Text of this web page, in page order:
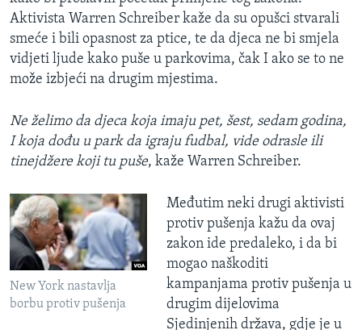
Aktivista Warren Schreiber kaže da su opušci stvarali
smeće i bili opasnost za ptice, te da djeca ne bi smjela
vidjeti ljude kako puše u parkovima, čak I ako se to ne
može izbjeći na drugim mjestima.
Ne želimo da djeca koja imaju pet, šest, sedam godina,
I koja dođu u park da igraju fudbal, vide odrasle ili
tinejdžere koji tu puše, kaže Warren Schreiber.
New York nastavlja
borbu protiv pušenja
Međutim neki drugi aktivisti
protiv pušenja kažu da ovaj
zakon ide predaleko, i da bi
mogao naškoditi
kampanjama protiv pušenja u
drugim dijelovima
Sjedinjenih država, gdje je u